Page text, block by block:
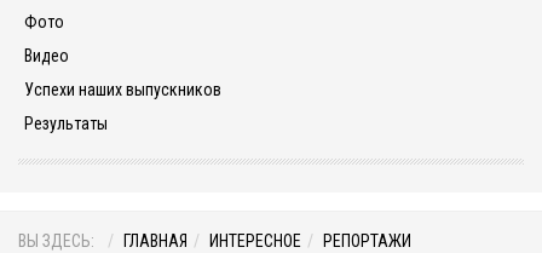
Фото
Видео
Успехи наших выпускников
Результаты
ВЫ ЗДЕСЬ: ГЛАВНАЯ ИНТЕРЕСНОЕ
РЕПОРТАЖИ